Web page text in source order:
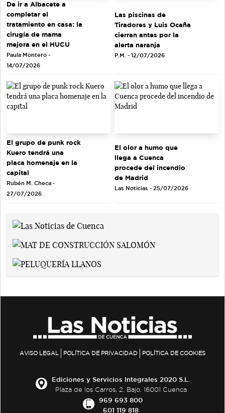
De ir a Albacete a
completar el
tratamiento en casa: la
cirugía de mama
mejora en el HUCU
Paula Montero -
14/07/2026
Las piscinas de
Tiradores y Luis Ocaña
cierran antes por la
alerta naranja
P.M. - 12/07/2026
El grupo de punk rock
Kuero tendrá una
placa homenaje en la
capital
Rubén M. Checa -
27/07/2026
El olor a humo que
llega a Cuenca
procede del incendio
de Madrid
Las Noticias - 25/07/2026
AVISO LEGAL POLÍTICA DE PRIVACIDAD POLÍTICA DE COOKIES
Ediciones y Servicios Integrales 2020 S.L.
Plaza de los Carros, 2. Bajo. 16001 Cuenca
969 693 800
601 119 818